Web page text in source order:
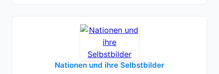
Nationen und ihre Selbstbilder